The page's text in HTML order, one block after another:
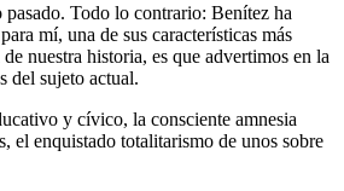
Todo lo contrario: Benítez ha
mí, una de sus características más
nuestra historia, es que advertimos en la
del sujeto actual.
y cívico, la consciente amnesia
el enquistado totalitarismo de unos sobre